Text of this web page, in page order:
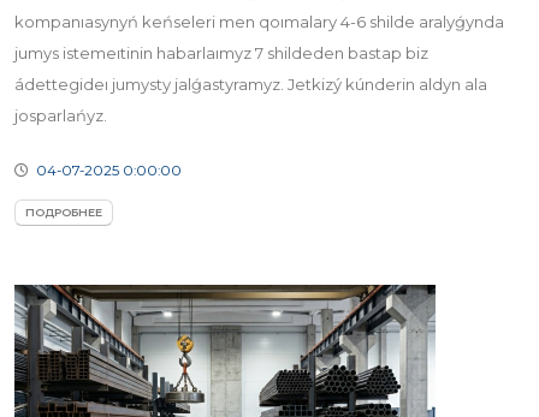
kompanıasynyń keńseleri men qoımalary 4-6 shilde aralyǵynda
jumys istemeıtinin habarlaımyz 7 shildeden bastap biz
ádettegideı jumysty jalǵastyramyz. Jetkizý kúnderin aldyn ala
josparlańyz.
04-07-2025 0:00:00
ПОДРОБНЕЕ